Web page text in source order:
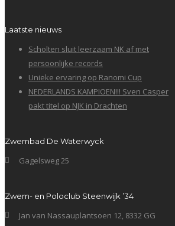
Laatste nieuws
Scholten sluit leerzaam NK af met
persoonlijke records
Unieke ervaring op Ranomi Cup
NEDERLANDS KAMPIOEN!!! Sven Casper
pakt titel op NJK in Drachten
Zwembad De Waterwyck
Gagelsweg 25
Zwem- en Poloclub Steenwijk ’34
Jan van Nassauplantsoen 12, 8332 GG